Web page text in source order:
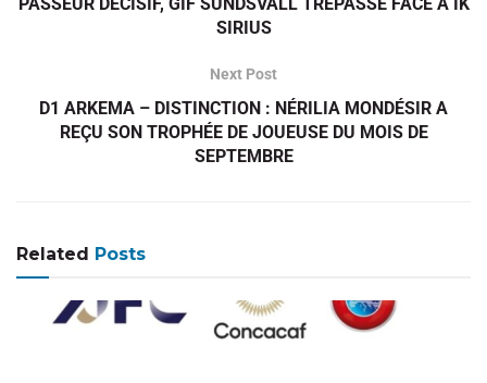
PASSEUR DÉCISIF, GIF SUNDSVALL TRÉPASSE FACE À IK
SIRIUS
Next Post
D1 ARKEMA – DISTINCTION : NÉRILIA MONDÉSIR A
REÇU SON TROPHÉE DE JOUEUSE DU MOIS DE
SEPTEMBRE
Related Posts